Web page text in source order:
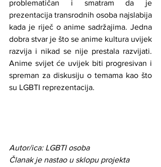
problematičan i smatram da je
prezentacija transrodnih osoba najslabija
kada je riječ o anime sadržajima. Jedna
dobra stvar je što se anime kultura uvijek
razvija i nikad se nije prestala razvijati.
Anime svijet će uvijek biti progresivan i
spreman za diskusiju o temama kao što
su LGBTI reprezentacija.
Autor/ica: LGBTI osoba
Članak je nastao u sklopu projekta